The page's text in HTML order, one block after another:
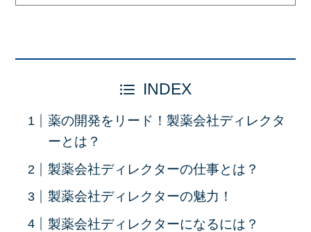
INDEX
薬の開発をリード！製薬会社ディレクタ
ーとは？
製薬会社ディレクターの仕事とは？
製薬会社ディレクターの魅力！
製薬会社ディレクターになるには？